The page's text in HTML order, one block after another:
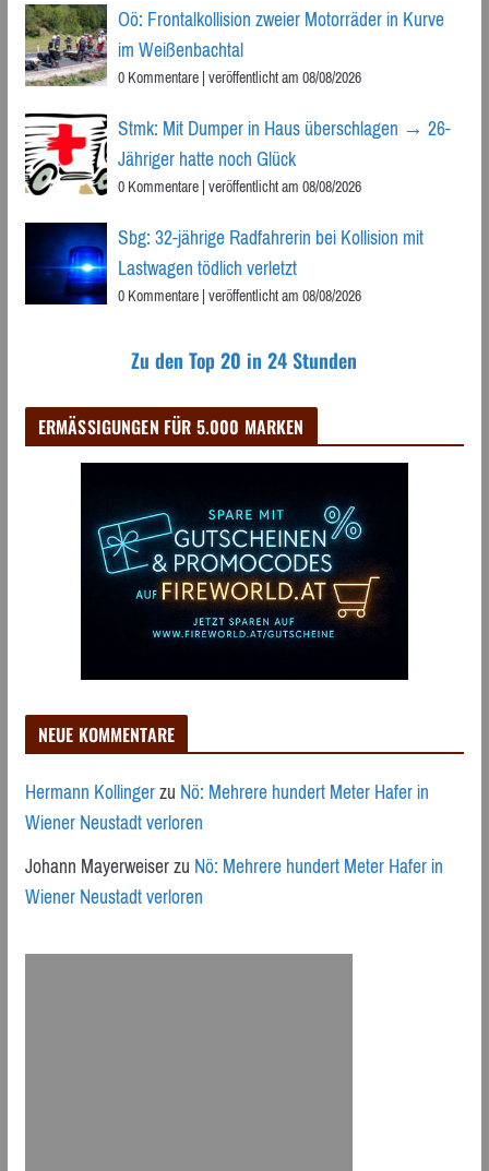
Oö: Frontalkollision zweier Motorräder in Kurve
im Weißenbachtal
0 Kommentare|veröffentlicht am 08/08/2026
Stmk: Mit Dumper in Haus überschlagen → 26-
Jähriger hatte noch Glück
0 Kommentare|veröffentlicht am 08/08/2026
Sbg: 32-jährige Radfahrerin bei Kollision mit
Lastwagen tödlich verletzt
0 Kommentare|veröffentlicht am 08/08/2026
Zu den Top 20 in 24 Stunden
ERMÄSSIGUNGEN FÜR 5.000 MARKEN
NEUE KOMMENTARE
Hermann KollingerzuNö: Mehrere hundert Meter Hafer in
Wiener Neustadt verloren
Johann MayerweiserzuNö: Mehrere hundert Meter Hafer in
Wiener Neustadt verloren